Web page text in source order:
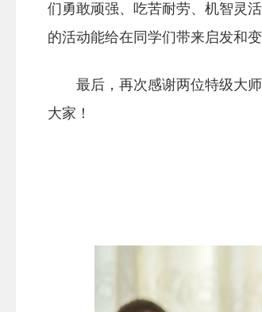
们勇敢顽强、吃苦耐劳、机智灵
的活动能给在同学们带来启发和变
最后，再次感谢两位特级大
大家！